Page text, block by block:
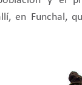
en Funchal,